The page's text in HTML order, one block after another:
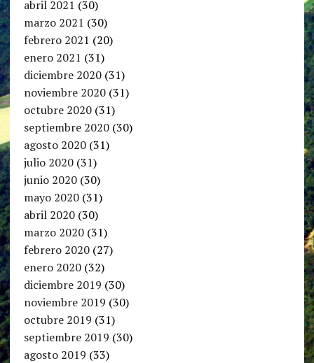
abril 2021 (30)
marzo 2021 (30)
febrero 2021 (20)
enero 2021 (31)
diciembre 2020(31)
noviembre 2020(31)
octubre 2020(31)
septiembre 2020(30)
agosto 2020(31)
julio 2020(31)
junio 2020(30)
mayo 2020(31)
abril 2020(30)
marzo 2020(31)
febrero 2020(27)
enero 2020(32)
diciembre 2019 (30)
noviembre 2019 (30)
octubre 2019 (31)
septiembre 2019 (30)
agosto 2019 (33)